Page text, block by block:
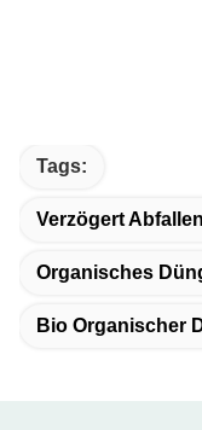
Tags:
Verzögert
Organisches
Bio Organischer